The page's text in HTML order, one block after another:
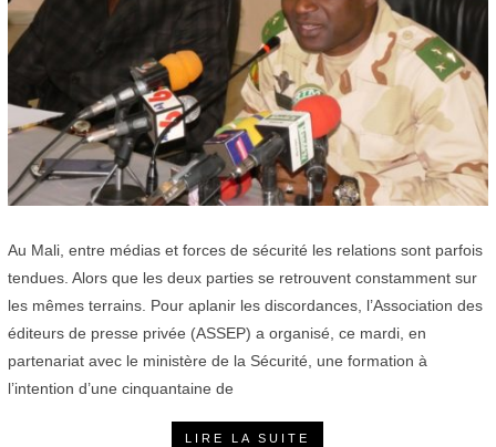
Au Mali, entre médias et forces de sécurité les relations sont parfois
tendues. Alors que les deux parties se retrouvent constamment sur
les mêmes terrains. Pour aplanir les discordances, l’Association des
éditeurs de presse privée (ASSEP) a organisé, ce mardi, en
partenariat avec le ministère de la Sécurité, une formation à
l’intention d’une cinquantaine de
LIRE LA SUITE